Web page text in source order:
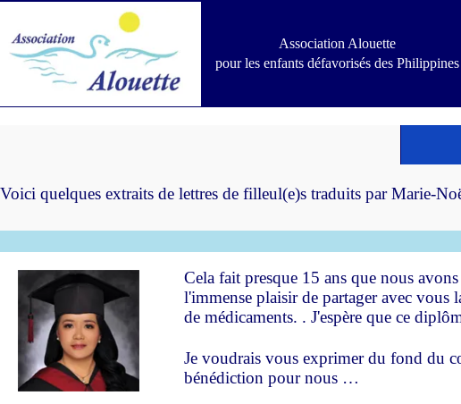
Passer
contenu
Association Alouette
pour les enfants défavorisés des Philippines
Voici quelques extraits de lettres de filleul(e)s traduits par Marie-
Cela fait presque 15 ans que nous
l'immense plaisir de partager avec vous
de médicaments. . J'espère que ce
Je voudrais vous exprimer du fond du
bénédiction pour nous …